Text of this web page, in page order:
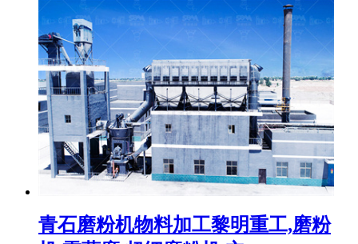
青石磨粉机物料加工黎明重工,磨粉